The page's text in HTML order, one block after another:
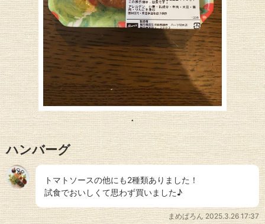
ハンバーグ
トマトソースの他にも2種類ありました！
試食でおいしくて思わず買いました♪
まめぱろん 2025.3.26 17:37